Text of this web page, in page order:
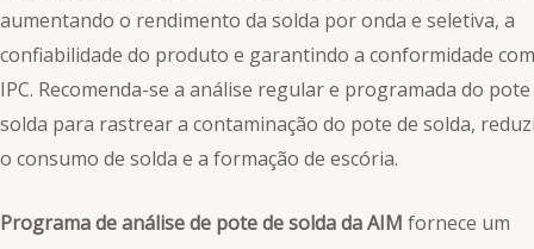
aumentando o rendimento da solda por onda e seletiva, a
confiabilidade do produto e garantindo a conformidade
IPC. Recomenda-se a análise regular e programada do pote
solda para rastrear a contaminação do pote de solda,
o consumo de solda e a formação de escória.
Programa de análise de pote de solda da AIM fornece um